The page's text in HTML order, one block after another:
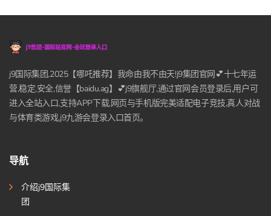
j9国际集团,2025【哪吒推荐】我命由我不由天!j9集团官网💕十七年运
营,稳定,安全,信誉【baidu.ag】💕j9旗舰厅,通过官网会员登录后,用户可
进入全站入口,支持APP下载,网页与手机版完美适配电子竞技,真人对战
与体育类游戏,j9九游会登录入口首页。
导航
介绍j9国际集
团